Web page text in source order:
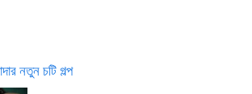
নতুন চটি গল্প